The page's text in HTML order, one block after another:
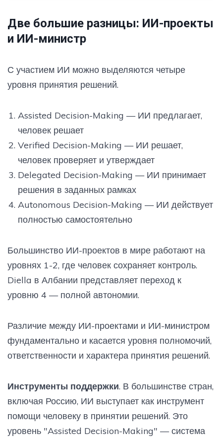
и синтетическая биология.
Две большие разницы: ИИ-проекты
и ИИ-министр
С участием ИИ можно выделяются четыре
уровня принятия решений.
Assisted Decision-Making — ИИ предлагает,
человек решает
Verified Decision-Making — ИИ решает,
человек проверяет и утверждает
Delegated Decision-Making — ИИ принимает
решения в заданных рамках
Autonomous Decision-Making — ИИ действует
полностью самостоятельно
Большинство ИИ-проектов в мире работают на
уровнях 1-2, где человек сохраняет контроль.
Diella в Албании представляет переход к
уровню 4 — полной автономии.
Различие между ИИ-проектами и ИИ-министром
фундаментально и касается уровня полномочий,
ответственности и характера принятия решений.
Инструменты поддержки. В большинстве стран,
включая Россию, ИИ выступает как инструмент
помощи человеку в принятии решений. Это
уровень "Assisted Decision-Making" — система